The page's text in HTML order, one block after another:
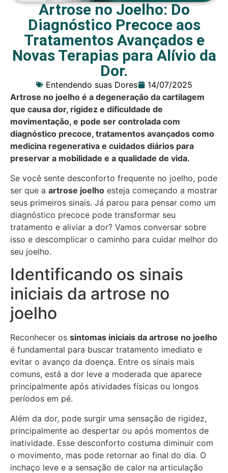
Artrose no Joelho: Do
Diagnóstico Precoce aos
Tratamentos Avançados e
Novas Terapias para Alívio da
Dor.
Entendendo suas Dores
14/07/2025
Artrose no joelho é a degeneração da cartilagem
que causa dor, rigidez e dificuldade de
movimentação, e pode ser controlada com
diagnóstico precoce, tratamentos avançados como
medicina regenerativa e cuidados diários para
preservar a mobilidade e a qualidade de vida.
Se você sente desconforto frequente no joelho, pode
ser que a artrose joelho esteja começando a mostrar
seus primeiros sinais. Já parou para pensar como um
diagnóstico precoce pode transformar seu
tratamento e aliviar a dor? Vamos conversar sobre
isso e descomplicar o caminho para cuidar melhor do
seu joelho.
Identificando os sinais
iniciais da artrose no
joelho
Reconhecer os sintomas iniciais da artrose no joelho
é fundamental para buscar tratamento imediato e
evitar o avanço da doença. Entre os sinais mais
comuns, está a dor leve a moderada que aparece
principalmente após atividades físicas ou longos
períodos em pé.
Além da dor, pode surgir uma sensação de rigidez,
principalmente ao despertar ou após momentos de
inatividade. Esse desconforto costuma diminuir com
o movimento, mas pode retornar ao final do dia. O
inchaço leve e a sensação de calor na articulação